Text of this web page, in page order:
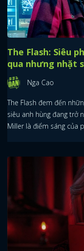
The Flash: Siêu
qua nhưng nhặt
Nga Cao
The Flash đem đến
siêu anh hùng đang trở
Miller là điểm sáng của